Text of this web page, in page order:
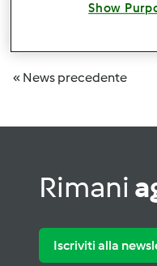
« News precedente
Rimani
Iscriviti alla
Show